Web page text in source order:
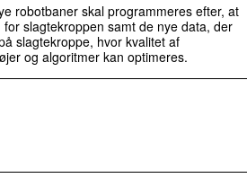
robotbaner skal programmeres efter, at
slagtekroppen samt de nye data, der
slagtekroppe, hvor kvalitet af
og algoritmer kan optimeres.